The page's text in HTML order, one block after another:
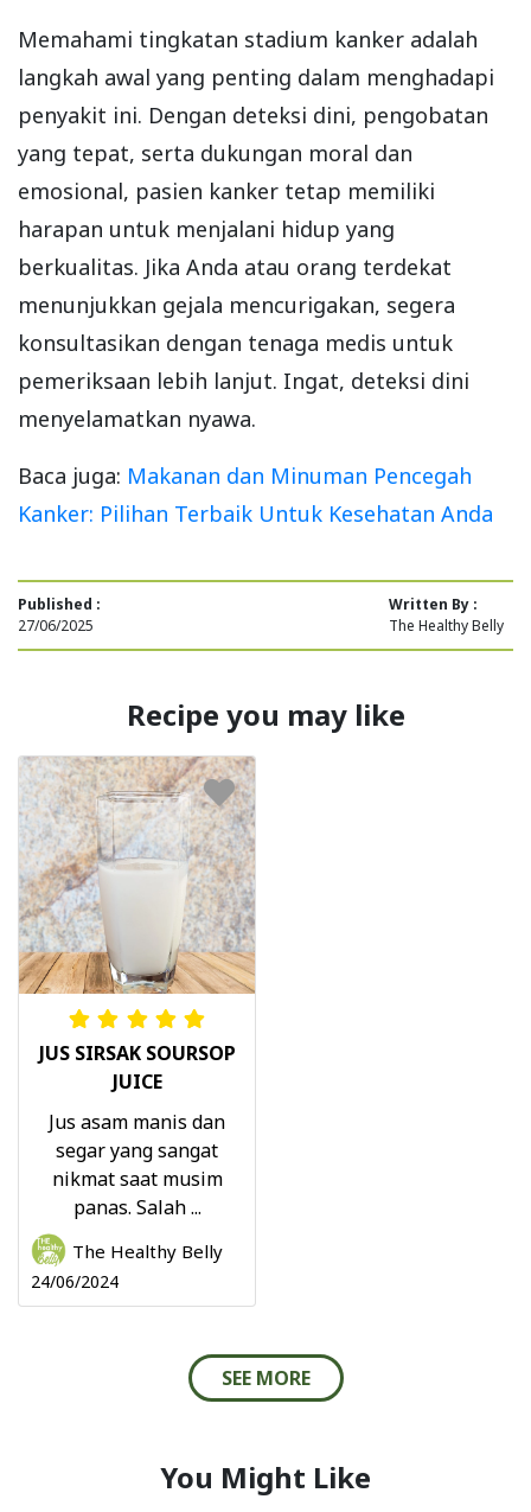
Memahami tingkatan stadium kanker adalah
langkah awal yang penting dalam menghadapi
penyakit ini. Dengan deteksi dini, pengobatan
yang tepat, serta dukungan moral dan
emosional, pasien kanker tetap memiliki
harapan untuk menjalani hidup yang
berkualitas. Jika Anda atau orang terdekat
menunjukkan gejala mencurigakan, segera
konsultasikan dengan tenaga medis untuk
pemeriksaan lebih lanjut. Ingat, deteksi dini
menyelamatkan nyawa.
Baca juga: Makanan dan Minuman Pencegah
Kanker: Pilihan Terbaik Untuk Kesehatan Anda
Published :
27/06/2025
Written By :
The Healthy Belly
Recipe you may like
JUS SIRSAK SOURSOP
JUICE
Jus asam manis dan
segar yang sangat
nikmat saat musim
panas. Salah ...
The Healthy Belly
24/06/2024
SEE MORE
You Might Like